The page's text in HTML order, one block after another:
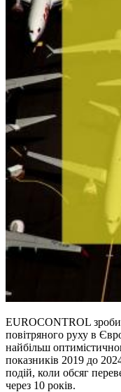
EUROCONTROL
повітряного руху в
найбільш
показників 2019 до
подій, коли обсяг
через 10 років.